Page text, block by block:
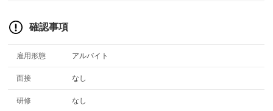
確認事項
雇用形態 アルバイト
面接 なし
研修 なし